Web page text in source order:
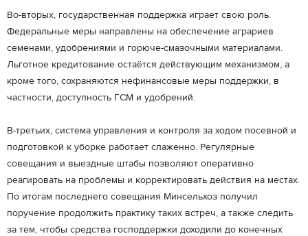
Во-вторых, государственная поддержка играет свою роль.
Федеральные меры направлены на обеспечение аграриев
семенами, удобрениями и горюче-смазочными материалами.
Льготное кредитование остаётся действующим механизмом, а
кроме того, сохраняются нефинансовые меры поддержки, в
частности, доступность ГСМ и удобрений.
В-третьих, система управления и контроля за ходом посевной и
подготовкой к уборке работает слаженно. Регулярные
совещания и выездные штабы позволяют оперативно
реагировать на проблемы и корректировать действия на местах.
По итогам последнего совещания Минсельхоз получил
поручение продолжить практику таких встреч, а также следить
за тем, чтобы средства господдержки доходили до конечных